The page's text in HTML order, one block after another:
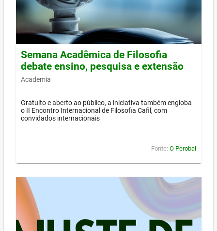
Semana Acadêmica de Filosofia
debate ensino, pesquisa e extensão
Academia
Gratuito e aberto ao público, a iniciativa também engloba
o II Encontro Internacional de Filosofia Cafil, com
convidados internacionais
Fonte: O Perobal